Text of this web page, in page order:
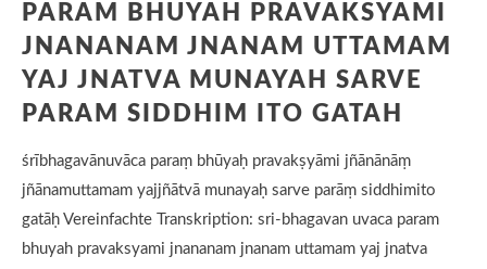
PARAM BHUYAH PRAVAKSYAMI
JNANANAM JNANAM UTTAMAM
YAJ JNATVA MUNAYAH SARVE
PARAM SIDDHIM ITO GATAH
śrībhagavānuvāca paraṃ bhūyaḥ pravakṣyāmi jñānānāṃ
jñānamuttamam yajjñātvā munayaḥ sarve parāṃ siddhimito
gatāḥ Vereinfachte Transkription: sri-bhagavan uvaca param
bhuyah pravaksyami jnananam jnanam uttamam yaj jnatva